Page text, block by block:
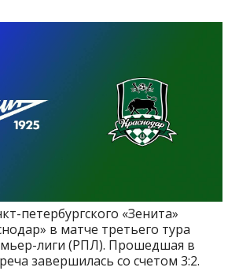
петербургского «Зенита»
в матче третьего тура
лиги (РПЛ). Прошедшая в
завершилась со счетом 3:2.